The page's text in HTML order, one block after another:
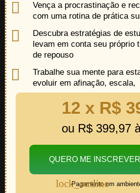
Vença a procrastinação e
com uma rotina de prática
Descubra estratégias de
levam em conta seu próprio
de repouso
Trabalhe sua mente para
evoluir em afinação, escala,
12 x R$
ou R$ 399,97
QUERO ME
Pagamento em